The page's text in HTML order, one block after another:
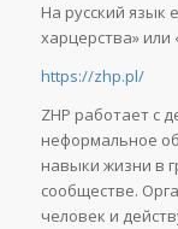
На русский язык
харцерства» или
https://zhp.pl/
ZHP работает с
неформальное
навыки жизни в
сообществе.
человек и